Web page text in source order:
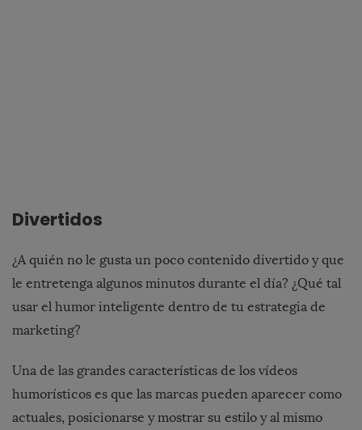
Divertidos
¿A quién no le gusta un poco contenido divertido y que
le entretenga algunos minutos durante el día? ¿Qué tal
usar el humor inteligente dentro de tu estrategia de
marketing?
Una de las grandes características de los vídeos
humorísticos es que las marcas pueden aparecer como
actuales, posicionarse y mostrar su estilo y al mismo